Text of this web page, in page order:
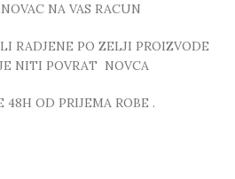
NA VAS RACUN
RADJENE PO ZELJI PROIZVODE
NITI POVRAT NOVCA
48H OD PRIJEMA ROBE .